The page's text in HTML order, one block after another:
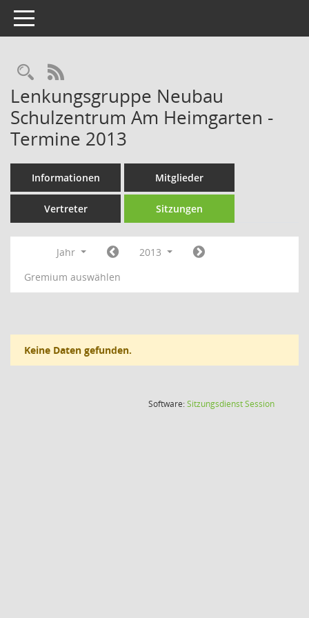
Toggle navigation
Rechercheauswahl
RSS-Feed
Lenkungsgruppe Neubau
Schulzentrum Am Heimgarten -
Termine 2013
Informationen Mitglieder
Vertreter Sitzungen
Jahr
2013
Gremium auswählen
Keine Daten gefunden.
Software:SitzungsdienstSession(Wird in